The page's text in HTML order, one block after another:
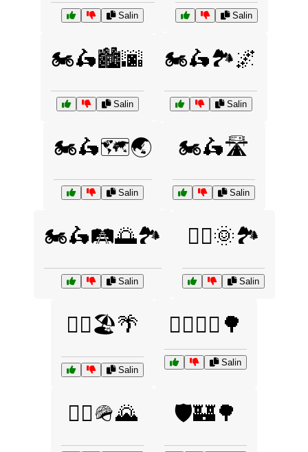
Salin Salin
🏍️🛵🏙️🌆
Salin
🏍️🛵🏞️🌌
Salin
🏍️🛵🗺️🌏
Salin
🏍️🛵🛣️
Salin
🏍️🛵🛤️🌅🏞️
Salin
🚴‍♀️🌞🏞️
Salin
🚴‍♀️🏖️🌴
Salin
🚴‍♀️🚵‍♂️🌳
Salin
🚴‍♂️🪖🌄 🛡️🏰🌳